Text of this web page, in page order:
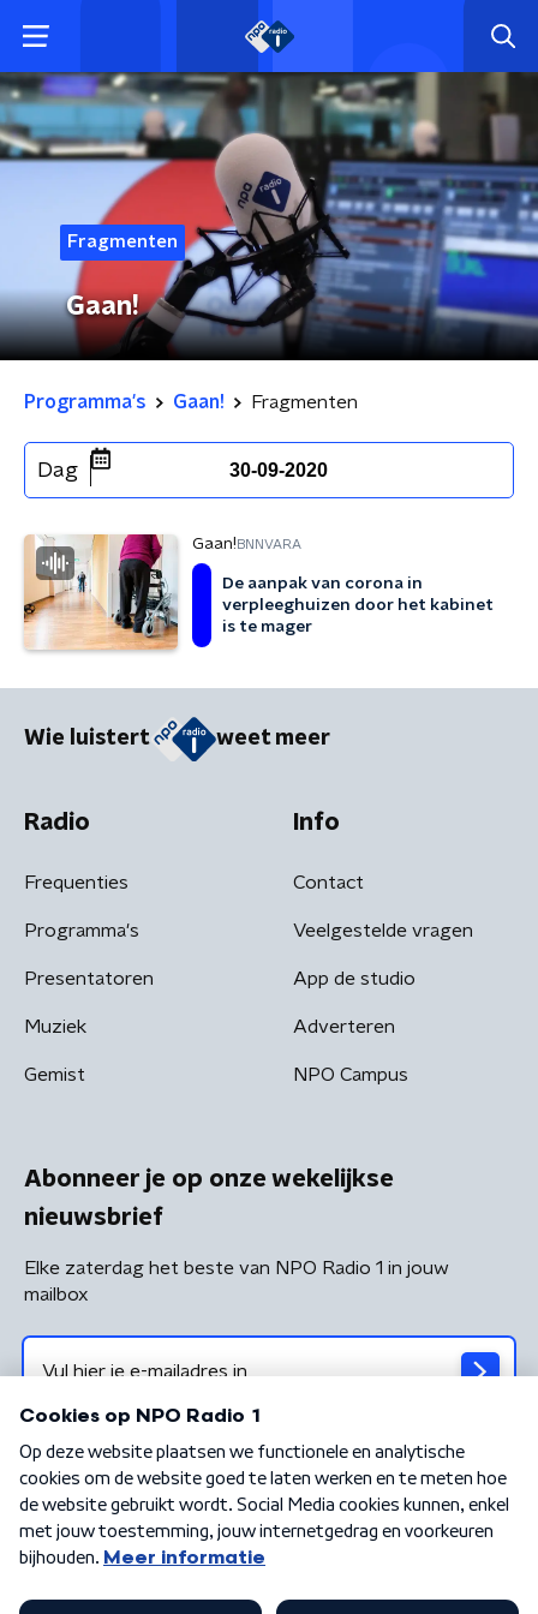
Fragmenten
Gaan!
Programma's Gaan! Fragmenten
Dag 30-09-2020
Gaan! BNNVARA
De aanpak van corona in
verpleeghuizen door het kabinet
is te mager
Wie luistert weet meer
Radio
Frequenties
Programma's
Presentatoren
Muziek
Gemist
Info
Contact
Veelgestelde vragen
App de studio
Adverteren
NPO Campus
Abonneer je op onze wekelijkse
nieuwsbrief
Elke zaterdag het beste van NPO Radio 1 in jouw
mailbox
Algemene voorwaarden